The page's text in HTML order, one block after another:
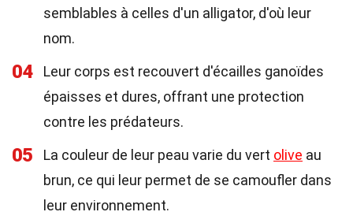
semblables à celles d'un alligator, d'où leur
nom.
04
Leur corps est recouvert d'écailles ganoïdes
épaisses et dures, offrant une protection
contre les prédateurs.
05 La couleur de leur peau varie du vert olive au
brun, ce qui leur permet de se camoufler dans
leur environnement.